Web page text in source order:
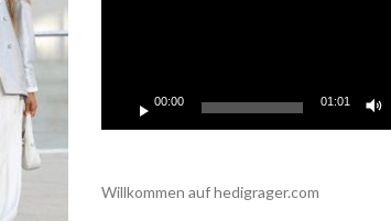
00:00 01:01
Willkommen auf hedigrager.com